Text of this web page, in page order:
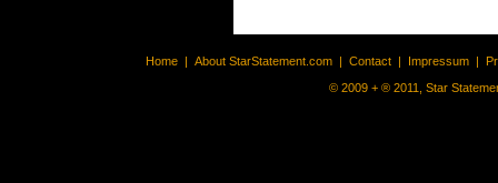
Home | About StarStatement.com | Contact | Impressum |
© 2009 + ® 2011, Star